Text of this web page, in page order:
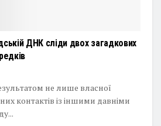
ДНК сліди двох загадкових
не лише власної
контактів із іншими давніми